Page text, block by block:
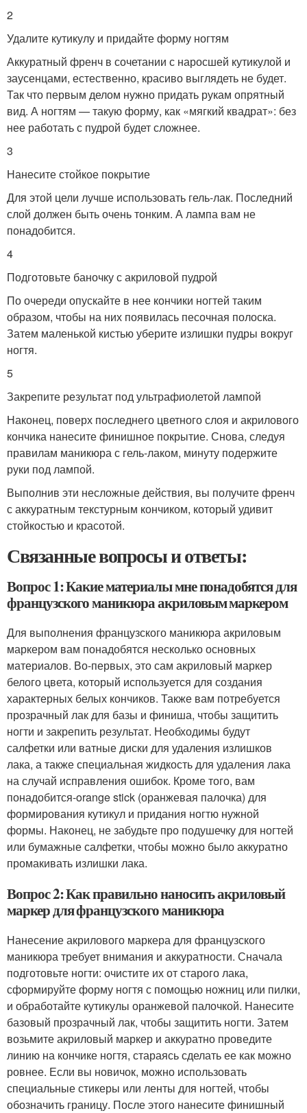
2
Удалите кутикулу и придайте форму ногтям
Аккуратный френч в сочетании с наросшей кутикулой и
заусенцами, естественно, красиво выглядеть не будет.
Так что первым делом нужно придать рукам опрятный
вид. А ногтям — такую форму, как «мягкий квадрат»: без
нее работать с пудрой будет сложнее.
3
Нанесите стойкое покрытие
Для этой цели лучше использовать гель-лак. Последний
слой должен быть очень тонким. А лампа вам не
понадобится.
4
Подготовьте баночку с акриловой пудрой
По очереди опускайте в нее кончики ногтей таким
образом, чтобы на них появилась песочная полоска.
Затем маленькой кистью уберите излишки пудры вокруг
ногтя.
5
Закрепите результат под ультрафиолетой лампой
Наконец, поверх последнего цветного слоя и акрилового
кончика нанесите финишное покрытие. Снова, следуя
правилам маникюра с гель-лаком, минуту подержите
руки под лампой.
Выполнив эти несложные действия, вы получите френч
с аккуратным текстурным кончиком, который удивит
стойкостью и красотой.
Связанные вопросы и ответы:
Вопрос 1: Какие материалы мне понадобятся для
французского маникюра акриловым маркером
Для выполнения французского маникюра акриловым
маркером вам понадобятся несколько основных
материалов. Во-первых, это сам акриловый маркер
белого цвета, который используется для создания
характерных белых кончиков. Также вам потребуется
прозрачный лак для базы и финиша, чтобы защитить
ногти и закрепить результат. Необходимы будут
салфетки или ватные диски для удаления излишков
лака, а также специальная жидкость для удаления лака
на случай исправления ошибок. Кроме того, вам
понадобится-orange stick (оранжевая палочка) для
формирования кутикул и придания ногтю нужной
формы. Наконец, не забудьте про подушечку для ногтей
или бумажные салфетки, чтобы можно было аккуратно
промакивать излишки лака.
Вопрос 2: Как правильно наносить акриловый
маркер для французского маникюра
Нанесение акрилового маркера для французского
маникюра требует внимания и аккуратности. Сначала
подготовьте ногти: очистите их от старого лака,
сформируйте форму ногтя с помощью ножниц или пилки,
и обработайте кутикулы оранжевой палочкой. Нанесите
базовый прозрачный лак, чтобы защитить ногти. Затем
возьмите акриловый маркер и аккуратно проведите
линию на кончике ногтя, стараясь сделать ее как можно
ровнее. Если вы новичок, можно использовать
специальные стикеры или ленты для ногтей, чтобы
обозначить границу. После этого нанесите финишный